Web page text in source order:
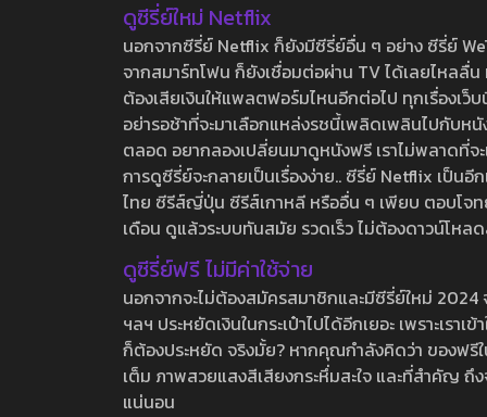
ดูซีรี่ย์ใหม่ Netflix
นอกจากซีรี่ย์ Netflix ก็ยังมีซีรี่ย์อื่น ๆ อย่าง ซีรี่ย์
จากสมาร์ทโฟน ก็ยังเชื่อมต่อผ่าน TV ได้เลยไหลลื่
ต้องเสียเงินให้แพลตฟอร์มไหนอีกต่อไป ทุกเรื่องเว็
อย่ารอช้าที่จะมาเลือกแหล่งรชนี้เพลิดเพลินไปกับห
ตลอด อยากลองเปลี่ยนมาดูหนังฟรี เราไม่พลาดที่
การดูซีรี่ย์จะกลายเป็นเรื่องง่าย.. ซีรี่ย์ Netflix เป็น
ไทย ซีรีส์ญี่ปุ่น ซีรีส์เกาหลี หรืออื่น ๆ เพียบ ตอบโจท
เดือน ดูแล้วระบบทันสมัย รวดเร็ว ไม่ต้องดาวน์โห
ดูซีรี่ย์ฟรี ไม่มีค่าใช้จ่าย
นอกจากจะไม่ต้องสมัครสมาชิกและมีซีรี่ย์ใหม่
ฯลฯ ประหยัดเงินในกระเป๋าไปได้อีกเยอะ เพราะเร
ก็ต้องประหยัด จริงมั้ย? หากคุณกำลังคิดว่า ของฟ
เต็ม ภาพสวยแสงสีเสียงกระหึ่มสะใจ และที่สำคัญ
แน่นอน